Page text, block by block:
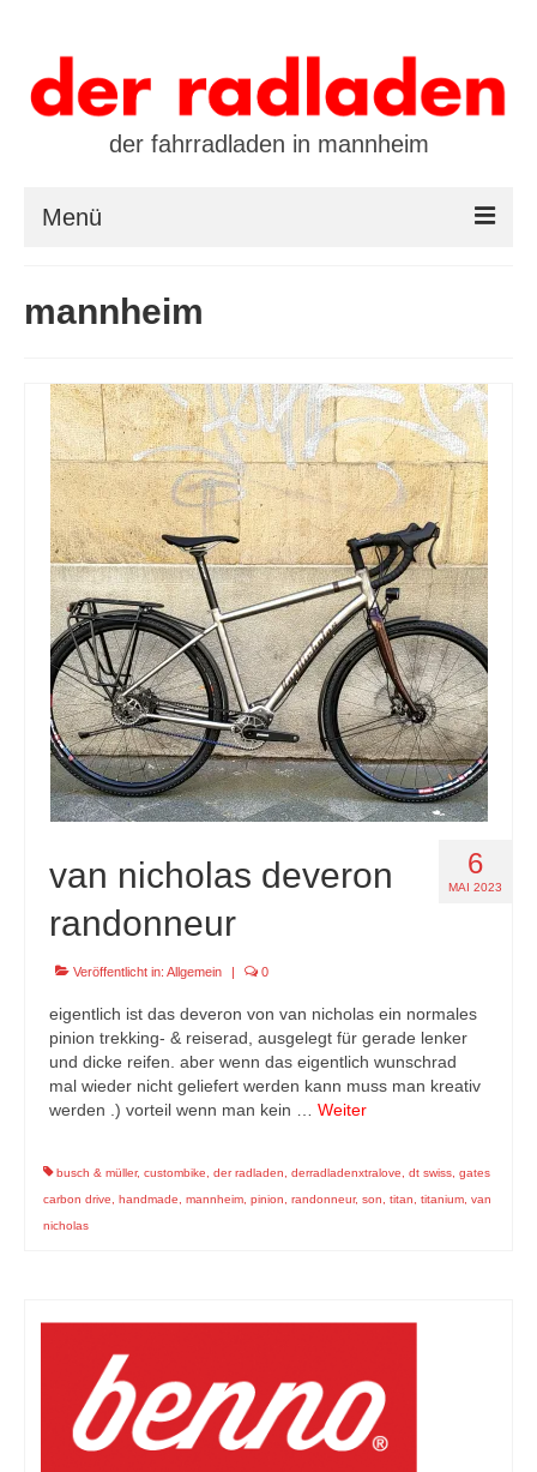
der fahrradladen in mannheim
Menü
öffnungszeiten / kontakt
leasing / finanzierung
preistool
kalender
specials
tout terrain pamir / appia / belair / divide
urban arrow familynext pro / 2026 / 100nm
impressum
mannheim
6
MAI 2023
van nicholas deveron
randonneur
Veröffentlicht in: Allgemein | 0
eigentlich ist das deveron von van nicholas ein normales
pinion trekking- & reiserad, ausgelegt für gerade lenker
und dicke reifen. aber wenn das eigentlich wunschrad
mal wieder nicht geliefert werden kann muss man kreativ
werden .) vorteil wenn man kein … Weiter
busch & müller, custombike der radladen derradladenxtralove dt swiss gates
carbon drive
handmade mannheim pinion randonneur, son titan titanium van
nicholas